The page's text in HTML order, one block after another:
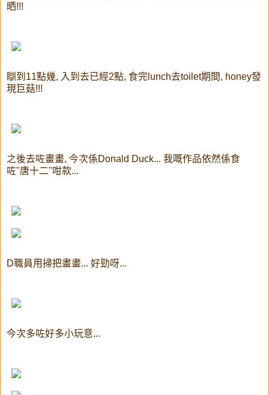
晒!!!
瞓到11點幾, 入到去已經2點, 食完lunch去toilet期間, honey發
現巨菇!!!
之後去咗畫畫, 今次係Donald Duck... 我嘅作品依然係食
咗"唐十二"咁款...
D職員用掃把畫畫... 好勁呀...
今次多咗好多小玩意...